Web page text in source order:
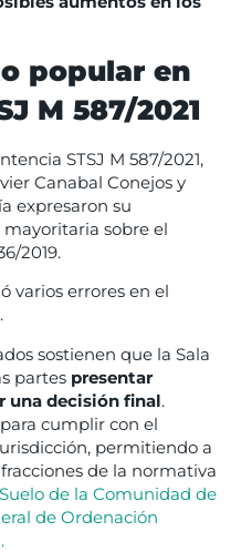
popular en
M 587/2021
STSJ M 587/2021,
Canabal Conejos y
expresaron su
sobre el
2019.
varios errores en el
sostienen que la Sala
partes presentar
una decisión final.
cumplir con el
permitiendo a
de la normativa
de la Comunidad de
de Ordenación